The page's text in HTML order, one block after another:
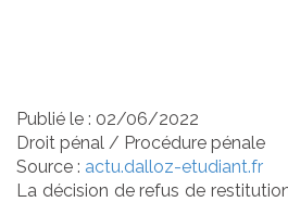
Publié le : 02/06/2022
Droit pénal / Procédure pénale
Source : actu.dalloz-etudiant.fr
La décision de refus de